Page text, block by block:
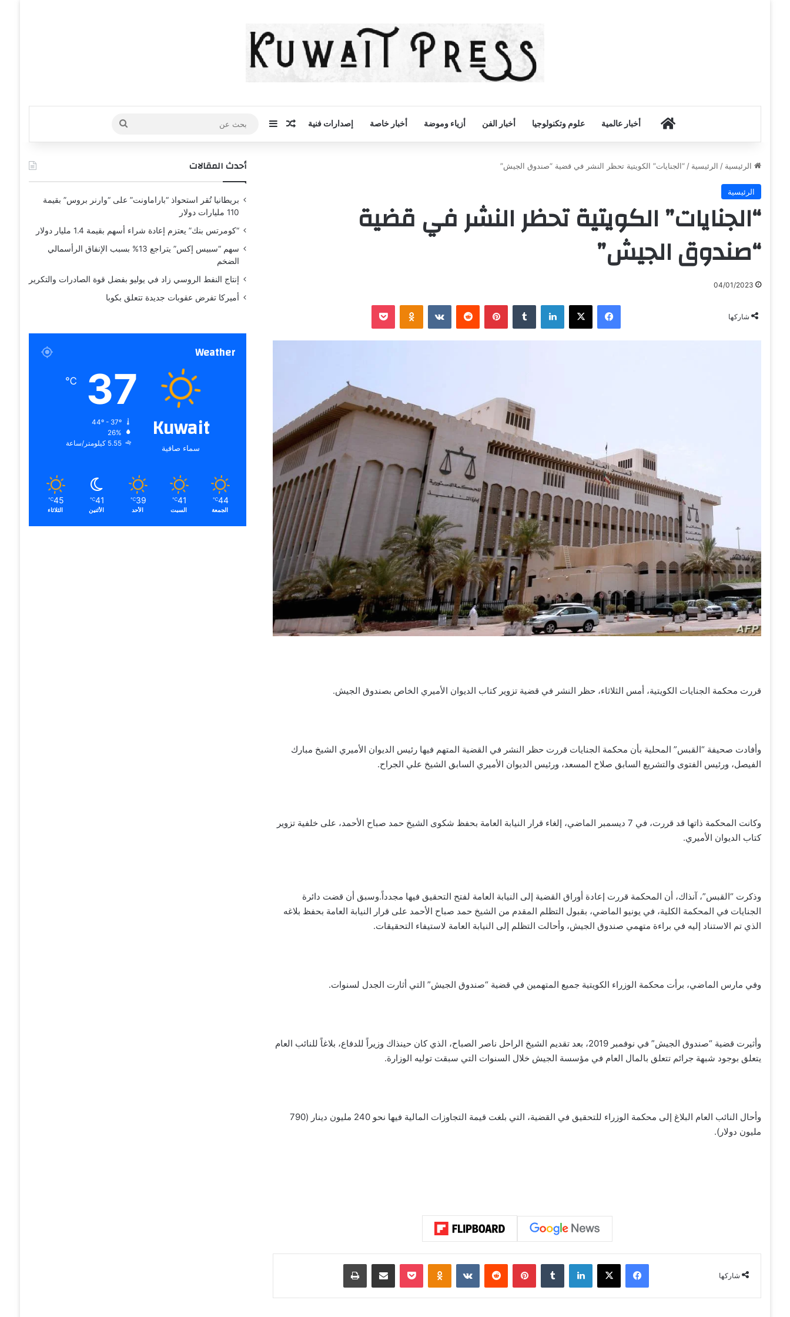
أخبار الكويت
أخبار عالمية علوم وتكنولوجيا أخبار الفن أزياء وموضة أخبار خاصة إصدارات فنية مقال عشوائي
إضافة عمود جانبي
بحث
عن
الرئيسية / الرئيسية / “الجنايات” الكويتية تحظر النشر في قضية “صندوق الجيش”
الرئيسية
“الجنايات” الكويتية تحظر النشر في قضية
“صندوق الجيش”
04/01/2023
شاركها
فيسبوك ‫X لينكدإن ‏Tumblr بينتيريست ‏Reddit
‏VKontakte
Odnoklassniki
‫Pocket
قررت محكمة الجنايات الكويتية، أمس الثلاثاء، حظر النشر في قضية تزوير كتاب الديوان الأميري الخاص بصندوق الجيش.
وأفادت صحيفة “القبس” المحلية بأن محكمة الجنايات قررت حظر النشر في القضية المتهم فيها رئيس الديوان الأميري الشيخ مبارك
الفيصل، ورئيس الفتوى والتشريع السابق صلاح المسعد، ورئيس الديوان الأميري السابق الشيخ علي الجراح.
وكانت المحكمة ذاتها قد قررت، في 7 ديسمبر الماضي، إلغاء قرار النيابة العامة بحفظ شكوى الشيخ حمد صباح الأحمد، على خلفية تزوير
كتاب الديوان الأميري.
وذكرت “القبس”، آنذاك، أن المحكمة قررت إعادة أوراق القضية إلى النيابة العامة لفتح التحقيق فيها مجدداً.وسبق أن قضت دائرة
الجنايات في المحكمة الكلية، في يونيو الماضي، بقبول التظلم المقدم من الشيخ حمد صباح الأحمد على قرار النيابة العامة بحفظ بلاغه
الذي تم الاستناد إليه في براءة متهمي صندوق الجيش، وأحالت التظلم إلى النيابة العامة لاستيفاء التحقيقات.
وفي مارس الماضي، برأت محكمة الوزراء الكويتية جميع المتهمين في قضية “صندوق الجيش” التي أثارت الجدل لسنوات.
وأثيرت قضية “صندوق الجيش” في نوفمبر 2019، بعد تقديم الشيخ الراحل ناصر الصباح، الذي كان حينذاك وزيراً للدفاع، بلاغاً للنائب العام
يتعلق بوجود شبهة جرائم تتعلق بالمال العام في مؤسسة الجيش خلال السنوات التي سبقت توليه الوزارة.
وأحال النائب العام البلاغ إلى محكمة الوزراء للتحقيق في القضية، التي بلغت قيمة التجاوزات المالية فيها نحو 240 مليون دينار (790
مليون دولار).
شاركها
فيسبوك ‫X لينكدإن ‏Tumblr بينتيريست ‏Reddit
‏VKontakte
Odnoklassniki
‫Pocket مشاركة عبر البريد طباعة
أحدث المقالات
بريطانيا تُقر استحواذ “باراماونت” على “وارنر بروس” بقيمة
110 مليارات دولار
“كومرتس بنك” يعتزم إعادة شراء أسهم بقيمة 1.4 مليار دولار
سهم “سبيس إكس” يتراجع 13% بسبب الإنفاق الرأسمالي
الضخم
إنتاج النفط الروسي زاد في يوليو بفضل قوة الصادرات والتكرير
أميركا تفرض عقوبات جديدة تتعلق بكوبا
Weather
Kuwait
سماء صافية
37
℃
26%
5.55 كيلومتر/ساعة
44
℃
الجمعة
41
℃
السبت
39
℃
الأحد
41
℃
الأثنين
45
℃
الثلاثاء